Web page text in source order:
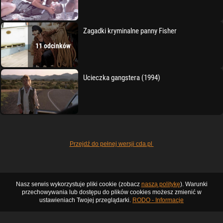
11 odcinków
Zagadki kryminalne panny Fisher
Ucieczka gangstera (1994)
Przejdź do pełnej wersji cda.pl
Nasz serwis wykorzystuje pliki cookie (zobacz naszą politykę). Warunki
przechowywania lub dostępu do plików cookies możesz zmienić w
ustawieniach Twojej przeglądarki. RODO - Informacje